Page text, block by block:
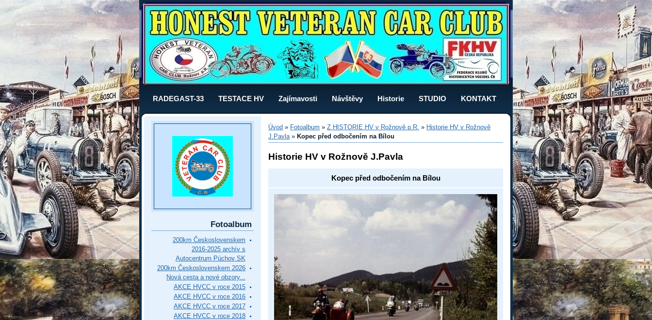
RADEGAST-33 TESTACE HV Zajímavosti Návštěvy Historie STUDIO KONTAKT
Úvod » Fotoalbum » Z HISTORIE HV v Rožnově p.R. » Historie HV v Rožnově
J.Pavla» Kopec před odbočením na Bílou
Historie HV v Rožnově J.Pavla
Kopec před odbočením na Bílou
Fotoalbum
200km Československem
2016-2025 archív s
Autocentrum Púchov SK
200km Československem 2026
Nová cesta a nové obzory...
AKCE HVCC v roce 2015
AKCE HVCC v roce 2016
AKCE HVCC v roce 2017
AKCE HVCC v roce 2018